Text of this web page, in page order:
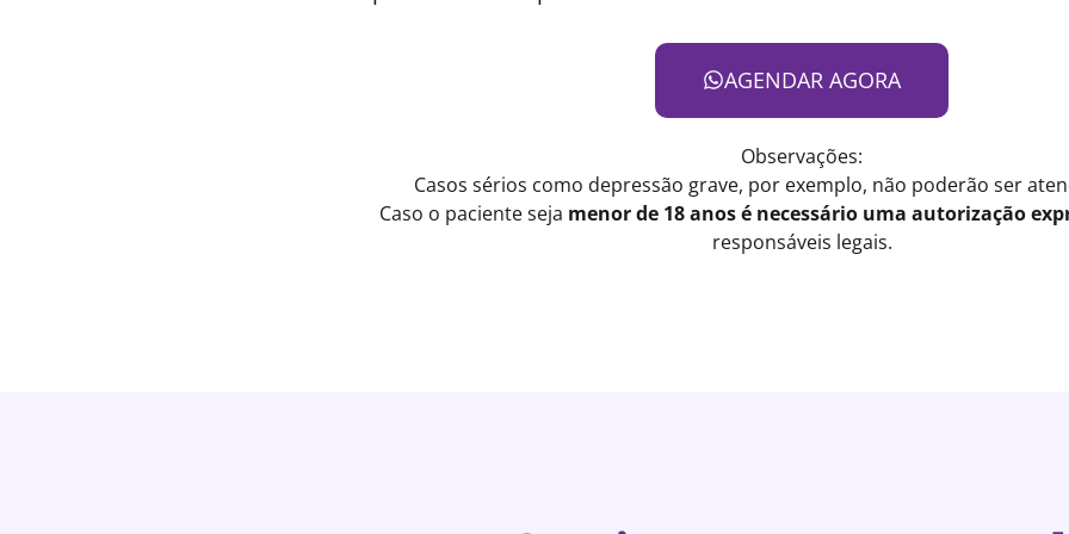
AGENDAR AGORA
Observações:
Casos sérios como depressão grave, por exemplo, não poderão ser
Caso o paciente seja menor de 18 anos é necessário uma autorização
responsáveis legais.